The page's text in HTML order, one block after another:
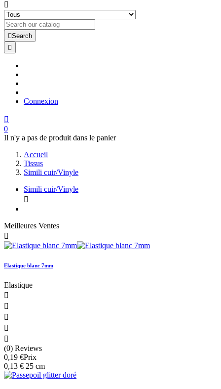

Search

Connexion

0
Il n'y a pas de produit dans le panier
Accueil
Tissus
Simili cuir/Vinyle
Simili cuir/Vinyle

Meilleures Ventes

Elastique blanc 7mm
Elastique





(0) Reviews
0,19 €Prix
0,13 € 25 cm